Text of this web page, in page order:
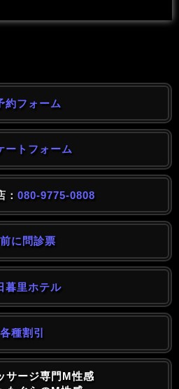
約フォーム
ートフォーム
： 080-9775-0808
に問診票
暮里ホテル
各種割引
サージ専門M性感